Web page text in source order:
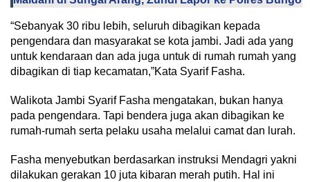
“Sebanyak 30 ribu lebih, seluruh dibagikan kepada
pengendara dan masyarakat se kota jambi. Jadi ada yang
untuk kendaraan dan ada juga untuk di rumah rumah yang
dibagikan di tiap kecamatan,”Kata Syarif Fasha.
Walikota Jambi Syarif Fasha mengatakan, bukan hanya
pada pengendara. Tapi bendera juga akan dibagikan ke
rumah-rumah serta pelaku usaha melalui camat dan lurah.
Fasha menyebutkan berdasarkan instruksi Mendagri yakni
dilakukan gerakan 10 juta kibaran merah putih. Hal ini